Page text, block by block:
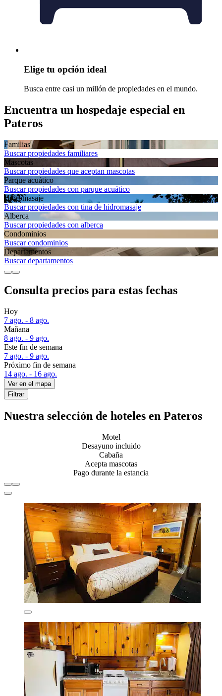
Elige tu opción ideal
Busca entre casi un millón de propiedades en el mundo.
Encuentra un hospedaje especial en
Pateros
Familias
Buscar propiedades familiares
Mascotas
Buscar propiedades que aceptan mascotas
Parque acuático
Buscar propiedades con parque acuático
Hidromasaje
Buscar propiedades con tina de hidromasaje
Alberca
Buscar propiedades con alberca
Condominios
Buscar condominios
Departa­mentos
Buscar departamentos
Consulta precios para estas fechas
Hoy
7 ago. - 8 ago.
Mañana
8 ago. - 9 ago.
Este fin de semana
7 ago. - 9 ago.
Próximo fin de semana
14 ago. - 16 ago.
Ver en el mapa
Filtrar
Nuestra selección de hoteles en Pateros
Motel
Desayuno incluido
Cabaña
Acepta mascotas
Pago durante la estancia